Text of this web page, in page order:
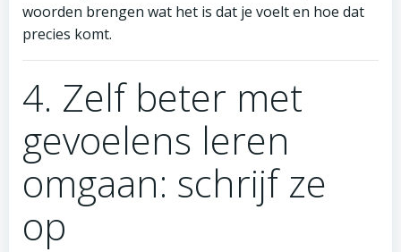
woorden brengen wat het is dat je voelt en hoe dat
precies komt.
4. Zelf beter met
gevoelens leren
omgaan: schrijf ze
op